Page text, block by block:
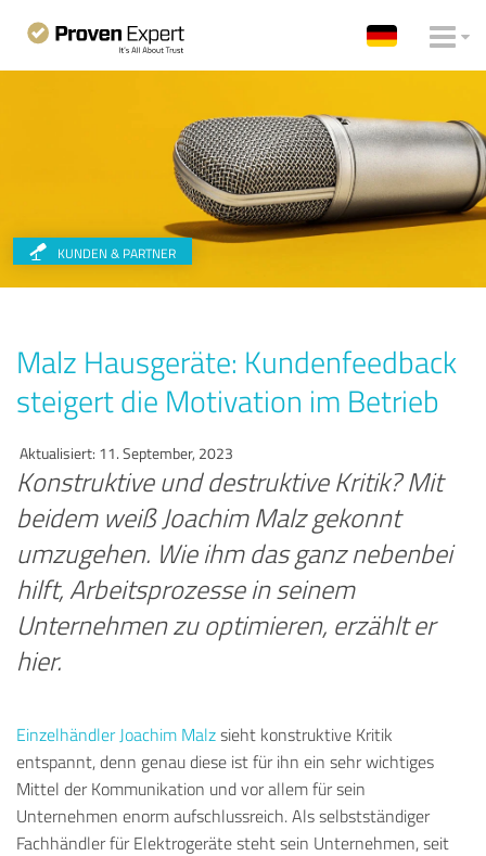
KUNDEN & PARTNER
Malz Hausgeräte: Kundenfeedback
steigert die Motivation im Betrieb
Aktualisiert: 11. September, 2023
Konstruktive und destruktive Kritik? Mit
beidem weiß Joachim Malz gekonnt
umzugehen. Wie ihm das ganz nebenbei
hilft, Arbeitsprozesse in seinem
Unternehmen zu optimieren, erzählt er
hier.
Einzelhändler Joachim Malzsieht konstruktive Kritik
entspannt, denn genau diese ist für ihn ein sehr wichtiges
Mittel der Kommunikation und vor allem für sein
Unternehmen enorm aufschlussreich. Als selbstständiger
Fachhändler für Elektrogeräte steht sein Unternehmen, seit